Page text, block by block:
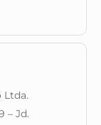
Ltda.
– Jd.